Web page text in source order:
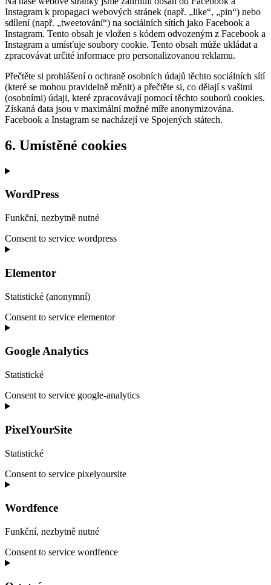
Instagram k propagaci webových stránek (např. „like“, „pin“) nebo
sdílení (např. „tweetování“) na sociálních sítích jako Facebook a
Instagram. Tento obsah je vložen s kódem odvozeným z Facebook a
Instagram a umísťuje soubory cookie. Tento obsah může ukládat a
zpracovávat určité informace pro personalizovanou reklamu.
Přečtěte si prohlášení o ochraně osobních údajů těchto sociálních sítí
(které se mohou pravidelně měnit) a přečtěte si, co dělají s vašimi
(osobními) údaji, které zpracovávají pomocí těchto souborů cookies.
Získaná data jsou v maximální možné míře anonymizována.
Facebook a Instagram se nacházejí ve Spojených státech.
6. Umístěné cookies
WordPress
Funkční, nezbytně nutné
Consent to service wordpress
Elementor
Statistické (anonymní)
Consent to service elementor
Google Analytics
Statistické
Consent to service google-analytics
PixelYourSite
Statistické
Consent to service pixelyoursite
Wordfence
Funkční, nezbytně nutné
Consent to service wordfence